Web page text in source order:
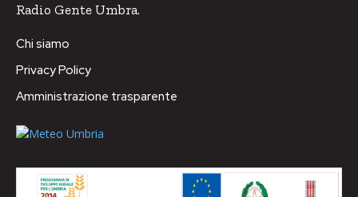
Radio Gente Umbra.
Chi siamo
Privacy Policy
Amministrazione trasparente